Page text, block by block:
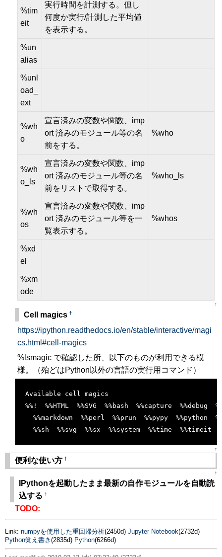
%tim
eit
実行時間を計測する。但し
何度か実行/計測した平均値
を表示する。
%un
alias
%unl
oad_
ext
%wh
o
宣言済みの変数や関数、imp
ort 済みのモジュール等の名
前をする。
%who
%wh
o_ls
宣言済みの変数や関数、imp
ort 済みのモジュール等の名
前をリストで取得する。
%who_ls
%wh
os
宣言済みの変数や関数、imp
ort 済みのモジュール等を一
覧表示する。
%whos
%xd
el
%xm
ode
↑
Cell magics †
https://ipython.readthedocs.io/en/stable/interactive/magi
cs.html#cell-magics
%lsmagic で確認した所、以下のものが利用できる模
様。（殆どはPython以外の言語の実行用コマンド）
Available cell magics
%%!  %%HTML  %%SVG  %%bash  %%capture
%%markdown  %%perl  %%prun  %%pypy  %%python
%%sh  %%svg  %%sx  %%system  %%time  %%timeit
[�御��]
↑
便利な使い方 †
↑
IPythonを起動したまま最新の自作モジュールを自動読
込する †
TODO:
Link: numpyを使用した重回帰分析(2450d) Jupyter Notebook(2732d)
Python覚え書き (2835d) Python(6266d)